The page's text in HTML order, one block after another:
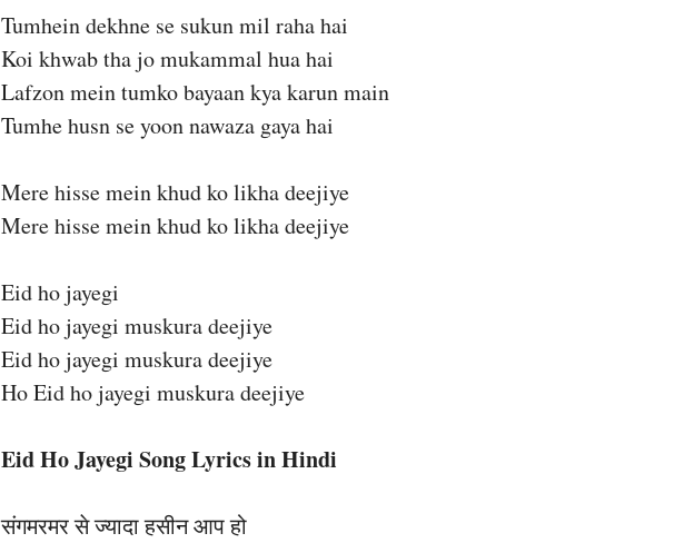
Tumhein dekhne se sukun mil raha hai
Koi khwab tha jo mukammal hua hai
Lafzon mein tumko bayaan kya karun main
Tumhe husn se yoon nawaza gaya hai
Mere hisse mein khud ko likha deejiye
Mere hisse mein khud ko likha deejiye
Eid ho jayegi
Eid ho jayegi muskura deejiye
Eid ho jayegi muskura deejiye
Ho Eid ho jayegi muskura deejiye
Eid Ho Jayegi Song Lyrics in Hindi
संगमरमर से ज्यादा हसीन आप हो